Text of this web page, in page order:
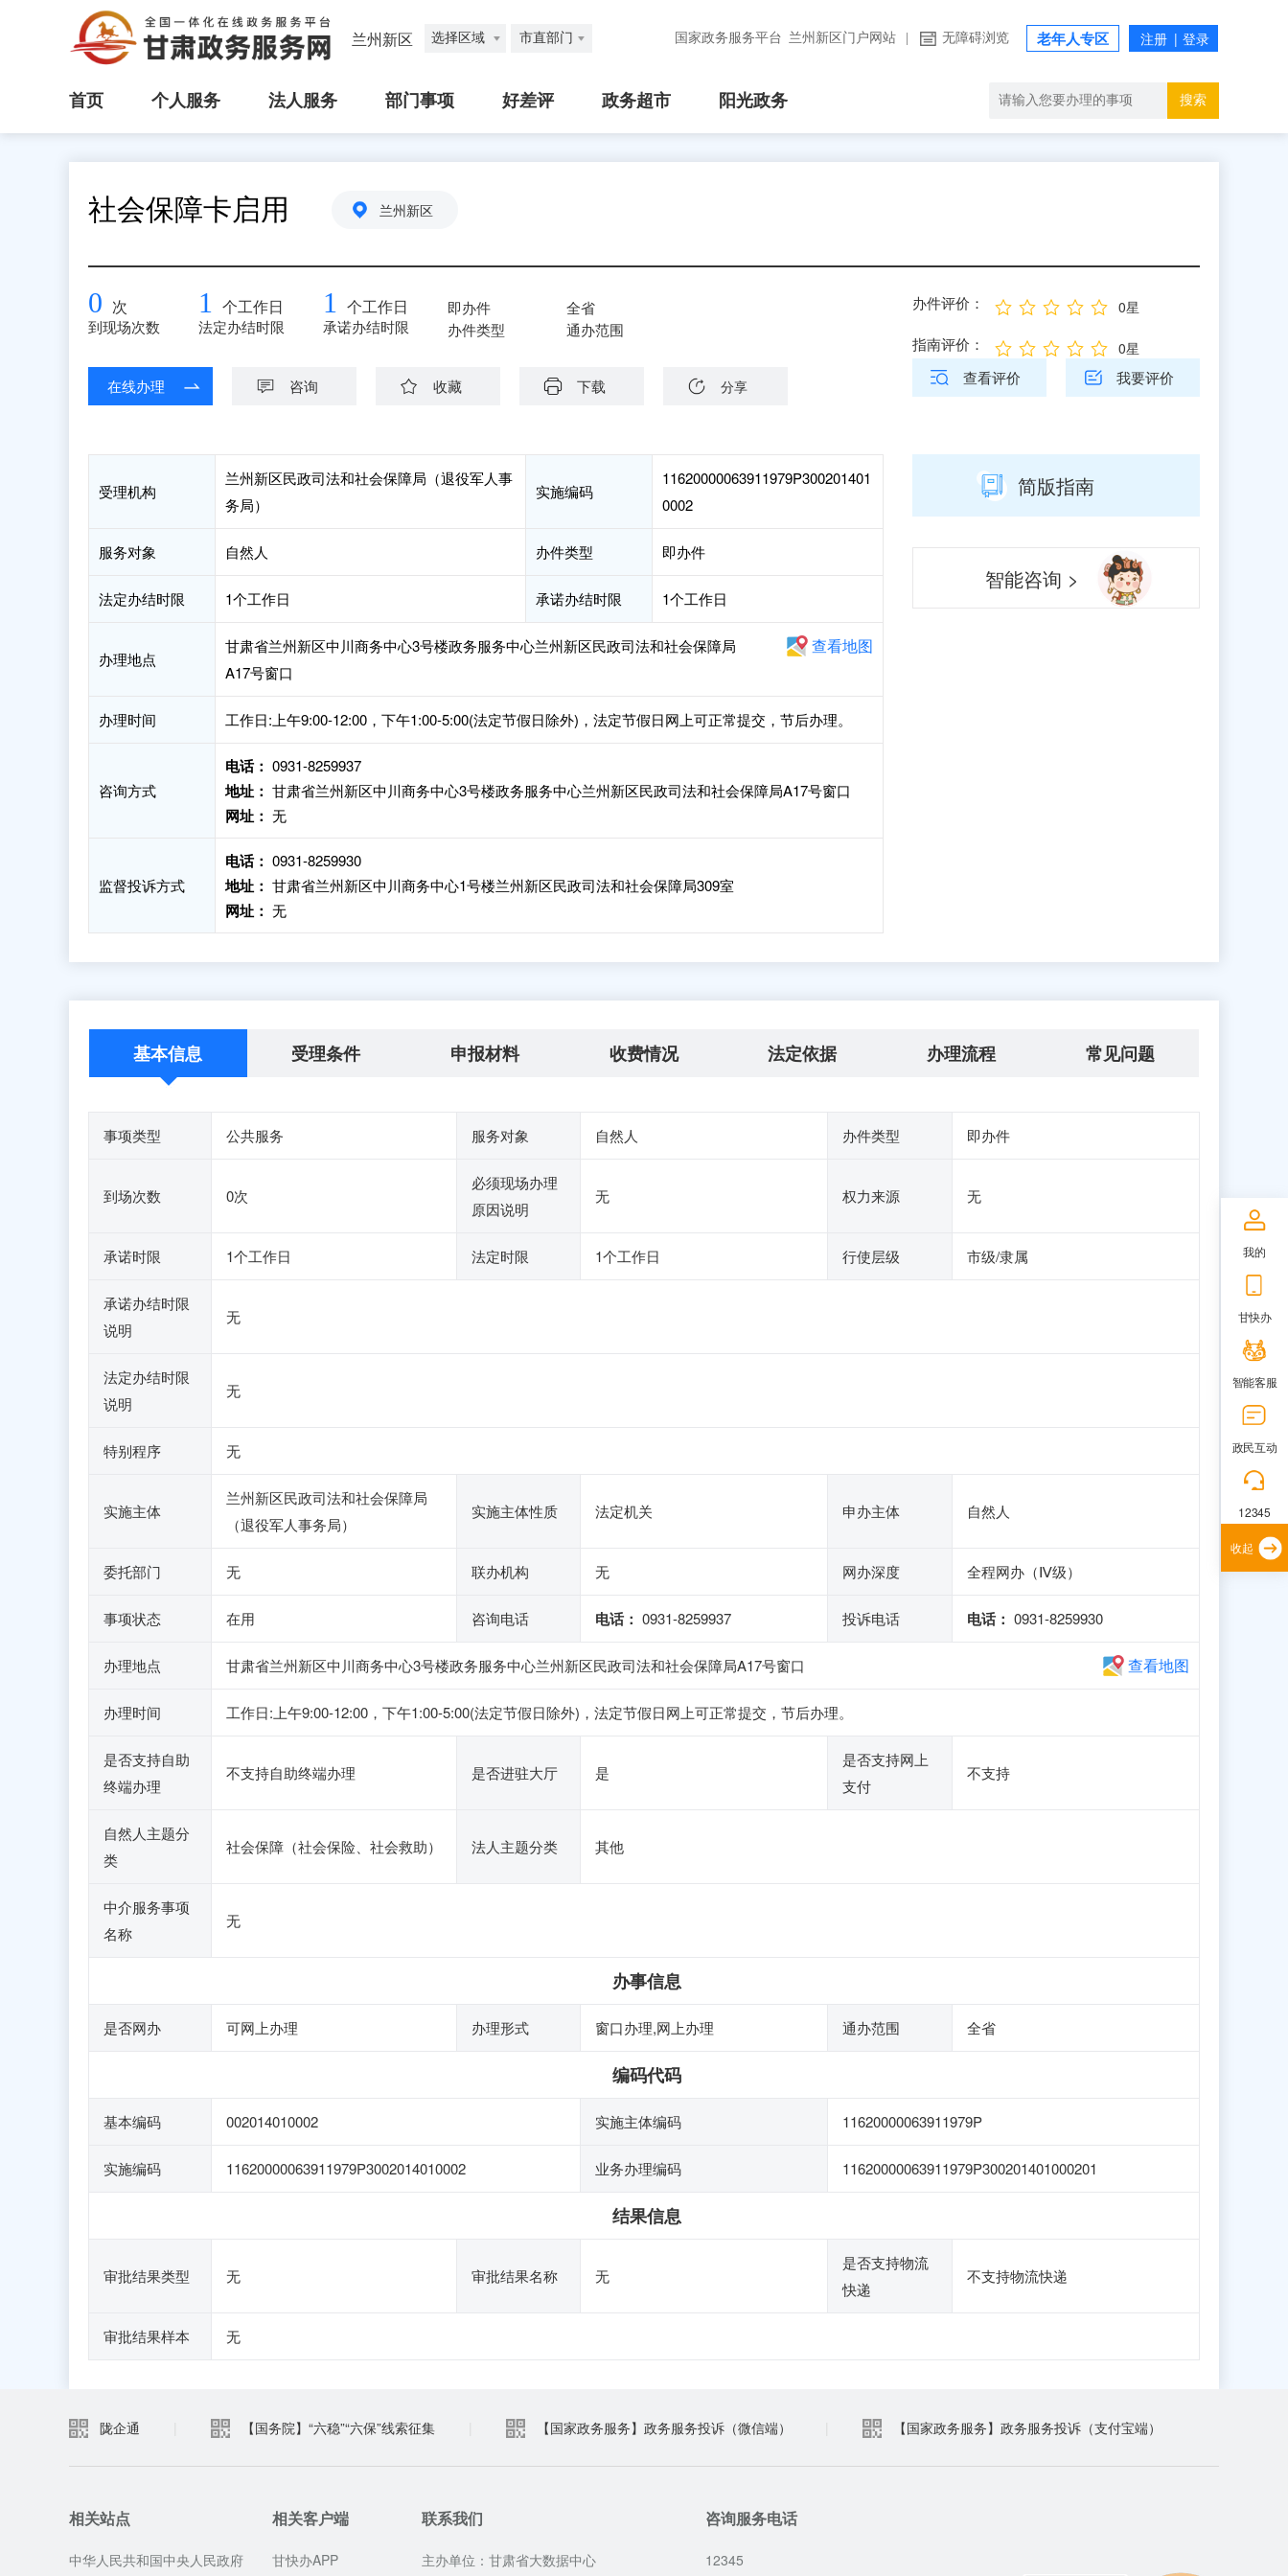
兰州新区 选择区域 市直部门 国家政务服务平台 兰州新区门户网站 无障碍浏览 老年人专区
首页 个人服务 法人服务 部门事项 好差评 政务超市 阳光政务 搜索
社会保障卡启用 兰州新区
0 次
到现场次数
1 个工作日
法定办结时限
1 个工作日
承诺办结时限
即办件
办件类型
全省
通办范围
在线办理 咨询 收藏 下载 分享
办件评价： 0星
指南评价： 0星
查看评价 我要评价
受理机构
兰州新区民政司法和社会保障局（退役军人事
务局）
实施编码
11620000063911979P300201401
0002
服务对象 自然人 办件类型 即办件
法定办结时限 1个工作日 承诺办结时限 1个工作日
办理地点
甘肃省兰州新区中川商务中心3号楼政务服务中心兰州新区民政司法和社会保障局
A17号窗口
查看地图
办理时间 工作日:上午9:00-12:00，下午1:00-5:00(法定节假日除外)，法定节假日网上可正常提交，节后办理。
咨询方式
电话： 0931-8259937
地址： 甘肃省兰州新区中川商务中心3号楼政务服务中心兰州新区民政司法和社会保障局A17号窗口
网址： 无
监督投诉方式
电话： 0931-8259930
地址： 甘肃省兰州新区中川商务中心1号楼兰州新区民政司法和社会保障局309室
网址： 无
简版指南
智能咨询 >
基本信息 受理条件 申报材料 收费情况 法定依据 办理流程 常见问题
事项类型 公共服务 服务对象 自然人 办件类型 即办件
到场次数 0次
必须现场办理
原因说明
无 权力来源 无
承诺时限 1个工作日 法定时限 1个工作日 行使层级 市级/隶属
承诺办结时限
说明
无
法定办结时限
说明
无
特别程序 无
实施主体
兰州新区民政司法和社会保障局
（退役军人事务局）
实施主体性质 法定机关 申办主体 自然人
委托部门 无 联办机构 无 网办深度 全程网办（Ⅳ级）
事项状态 在用 咨询电话 电话： 0931-8259937 投诉电话 电话： 0931-8259930
办理地点 甘肃省兰州新区中川商务中心3号楼政务服务中心兰州新区民政司法和社会保障局A17号窗口 查看地图
办理时间 工作日:上午9:00-12:00，下午1:00-5:00(法定节假日除外)，法定节假日网上可正常提交，节后办理。
是否支持自助
终端办理
不支持自助终端办理 是否进驻大厅 是
是否支持网上
支付
不支持
自然人主题分
类
社会保障（社会保险、社会救助） 法人主题分类 其他
中介服务事项
名称
无
办事信息
是否网办 可网上办理 办理形式 窗口办理,网上办理 通办范围 全省
编码代码
基本编码 002014010002 实施主体编码 11620000063911979P
实施编码 11620000063911979P3002014010002 业务办理编码 11620000063911979P300201401000201
结果信息
审批结果类型 无 审批结果名称 无
是否支持物流
快递
不支持物流快递
审批结果样本 无
陇企通 【国务院】“六稳”“六保”线索征集 【国家政务服务】政务服务投诉（微信端） 【国家政务服务】政务服务投诉（支付宝端）
相关站点
中华人民共和国中央人民政府
相关客户端
甘快办APP
联系我们
主办单位：甘肃省大数据中心
咨询服务电话
12345
我的
甘快办
智能客服
政民互动
12345
收起